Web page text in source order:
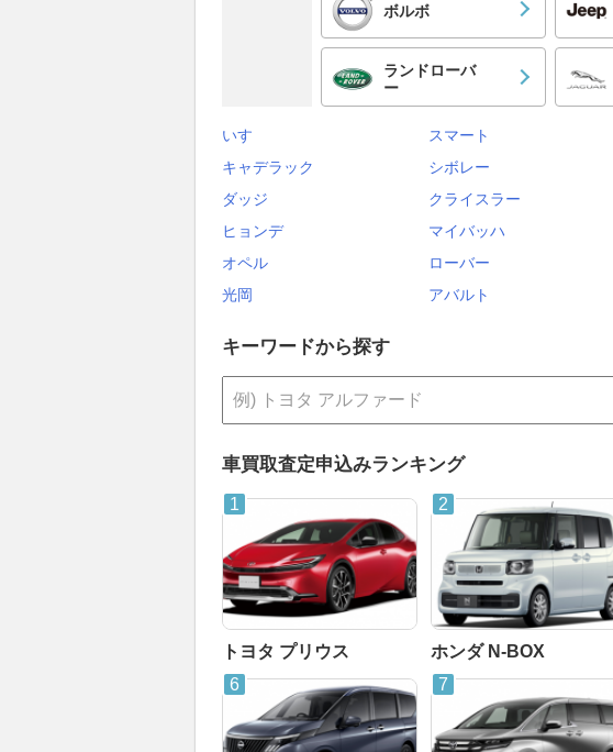
ボルボ
ランドローバ
ー
いすゞ スマート
キャデラック
シボレー
ダッジ
クライスラー
ヒョンデ
マイバッハ
オペル
ローバー
光岡
アバルト
キーワードから探す
車買取査定申込みランキング
トヨタ プリウス ホンダ N-BOX